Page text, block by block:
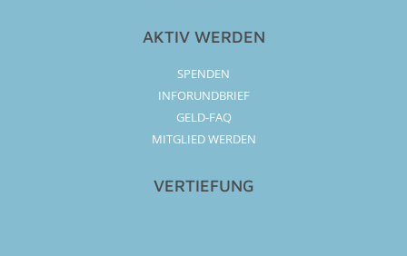
AKTIV WERDEN
SPENDEN
INFORUNDBRIEF
GELD-FAQ
MITGLIED WERDEN
VERTIEFUNG